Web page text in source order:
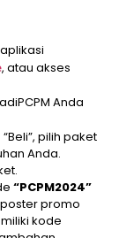
, atau akses
Anda
pilih paket
Anda.
“PCPM2024”
promo
kode